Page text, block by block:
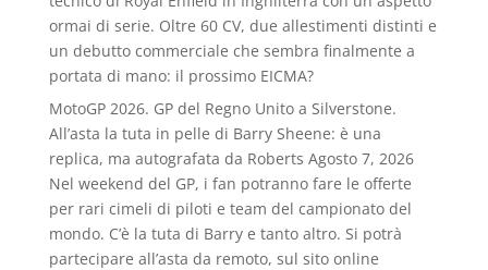
ormai di serie. Oltre 60 CV, due allestimenti distinti e
un debutto commerciale che sembra finalmente a
portata di mano: il prossimo EICMA?
MotoGP 2026. GP del Regno Unito a Silverstone.
All’asta la tuta in pelle di Barry Sheene: è una
replica, ma autografata da Roberts Agosto 7, 2026
Nel weekend del GP, i fan potranno fare le offerte
per rari cimeli di piloti e team del campionato del
mondo. C’è la tuta di Barry e tanto altro. Si potrà
partecipare all’asta da remoto, sul sito online